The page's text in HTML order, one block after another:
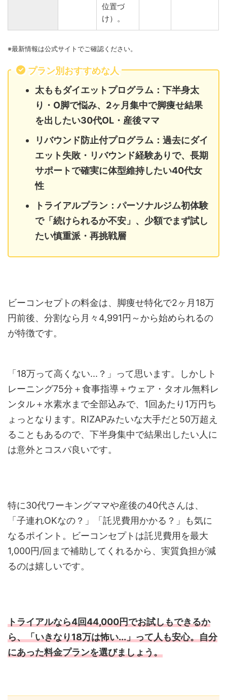
位置づ
け）。
※最新情報は公式サイトでご確認ください。
プラン別おすすめな人
太ももダイエットプログラム：下半身太
り・O脚で悩み、2ヶ月集中で脚痩せ結果
を出したい30代OL・産後ママ
リバウンド防止付プログラム：過去にダイ
エット失敗・リバウンド経験ありで、長期
サポートで確実に体型維持したい40代女
性
トライアルプラン：パーソナルジム初体験
で「続けられるか不安」、少額でまず試し
たい慎重派・再挑戦層
ビーコンセプトの料金は、脚痩せ特化で2ヶ月18万
円前後、分割なら月々4,991円～から始められるの
が特徴です。
「18万って高くない...？」って思います。しかしト
レーニング75分＋食事指導＋ウェア・タオル無料レ
ンタル＋水素水まで全部込みで、1回あたり1万円ち
ょっとなります。RIZAPみたいな大手だと50万超え
ることもあるので、下半身集中で結果出したい人に
は意外とコスパ良いです。
特に30代ワーキングママや産後の40代さんは、
「子連れOKなの？」「託児費用かかる？」も気に
なるポイント。ビーコンセプトは託児費用を最大
1,000円/回まで補助してくれるから、実質負担が減
るのは嬉しいです。
トライアルなら4回44,000円でお試しもできるか
ら、「いきなり18万は怖い...」って人も安心。自分
にあった料金プランを選びましょう。